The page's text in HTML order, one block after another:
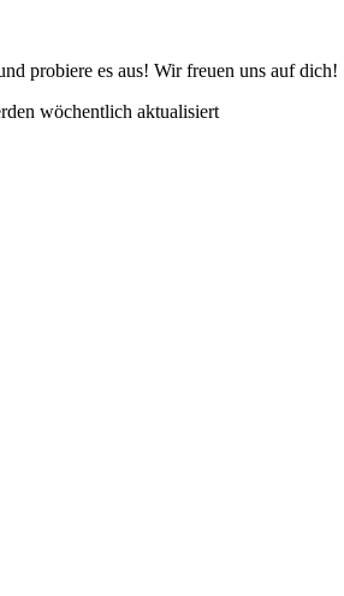
probiere es aus! Wir freuen uns auf dich!
wöchentlich aktualisiert